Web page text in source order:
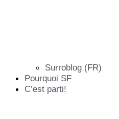
Surroblog (FR)
Pourquoi SF
C’est parti!